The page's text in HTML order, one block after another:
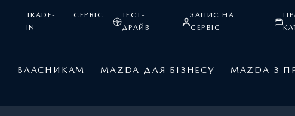
TRADE-
IN
СЕРВІС
ТЕСТ-
ДРАЙВ
ЗАПИС НА
СЕРВІС
ВЛАСНИКАМ MAZDA ДЛЯ БІЗНЕСУ MAZDA З